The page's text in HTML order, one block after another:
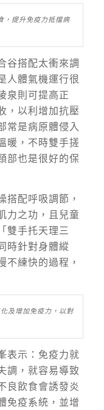
，提升免疫力抵擋病
谷搭配太衝來調
人體氣機運行很
泉則可提高正
，以利增加抗壓
常是病原體侵入
暖，不時雙手搓
部也是很好的保
搭配呼吸調節，
力之功，且兒童
雙手托天理三
時針對身體縱
不練快的過程，
及增加免疫力，以對
表示：免疫力就
調，就容易導致
良飲食會誘發炎
免疫系統 ， 並增